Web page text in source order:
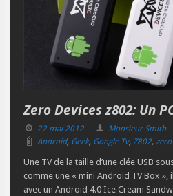
Zero Devices z802: Un
22 mai 2012 Monsieur Smith
Android, Geek, Google Tv, Z802, zero
Une TV de la taille d’une clée USB
comme une « mini Android TV Box
avec un Android 4.0 Ice Cream